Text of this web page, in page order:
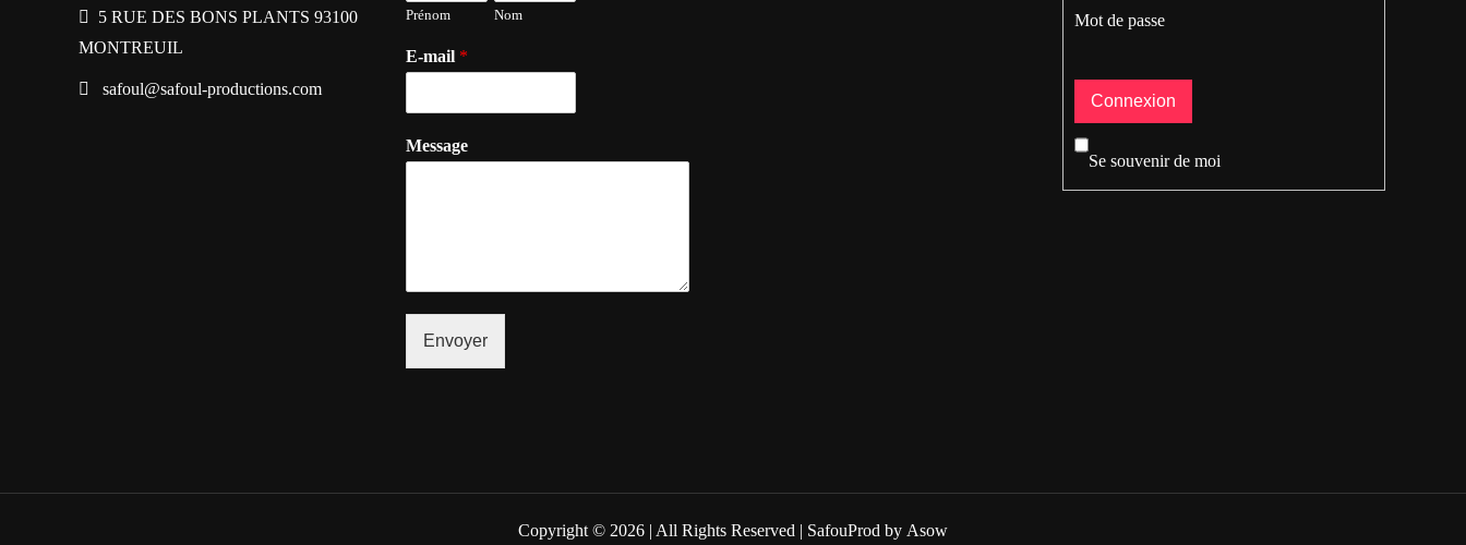
5 RUE DES BONS PLANTS 93100
MONTREUIL
safoul@safoul-productions.com
Prénom Nom
E-mail *
Message
Envoyer
Mot de passe
Se souvenir de moi
Copyright © 2026 | All Rights Reserved | SafouProd by Asow